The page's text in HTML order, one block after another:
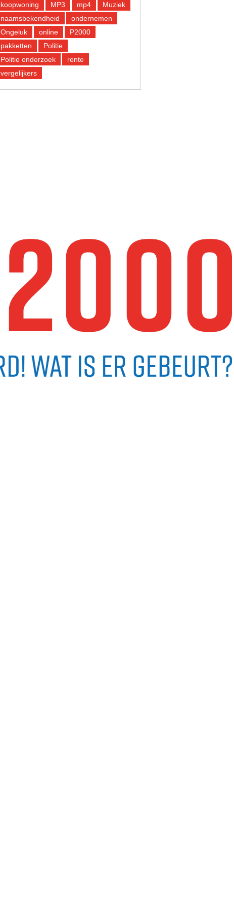
koopwoning
MP3 mp4
Muziek
naamsbekendheid
ondernemen
Ongeluk
online
P2000
pakketten
Politie
Politie onderzoek
rente
vergelijkers